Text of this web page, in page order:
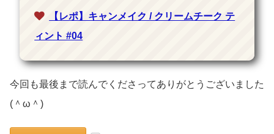
【レポ】キャンメイク / クリームチーク テ
ィント #04
今回も最後まで読んでくださってありがとうございました
(＾ω＾)